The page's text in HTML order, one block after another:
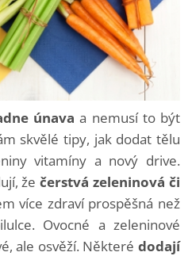
únava a nemusí to být
skvělé tipy, jak dodat tělu
vitamíny a nový drive.
žečerstvá zeleninová či
více zdraví prospěšná než
Ovocné a zeleninové
ale osvěží. Některé dodají